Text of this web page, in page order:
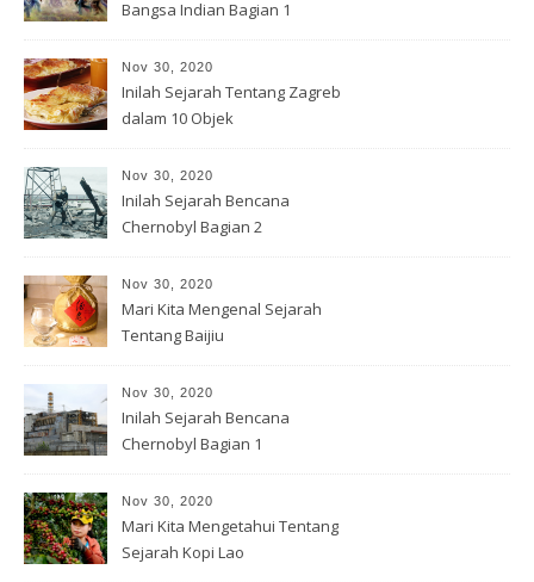
Bangsa Indian Bagian 1
Nov 30, 2020
Inilah Sejarah Tentang Zagreb
dalam 10 Objek
Nov 30, 2020
Inilah Sejarah Bencana
Chernobyl Bagian 2
Nov 30, 2020
Mari Kita Mengenal Sejarah
Tentang Baijiu
Nov 30, 2020
Inilah Sejarah Bencana
Chernobyl Bagian 1
Nov 30, 2020
Mari Kita Mengetahui Tentang
Sejarah Kopi Lao